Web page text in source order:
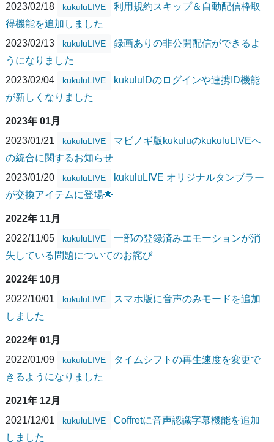
2023/02/18
kukuluLIVE
利用規約スキップ＆自動配信枠取
得機能を追加しました
2023/02/13
kukuluLIVE
録画ありの非公開配信ができるよ
うになりました
2023/02/04
kukuluLIVE
kukuluIDのログインや連携ID機能
が新しくなりました
2023年 01月
2023/01/21
kukuluLIVE
マビノギ版kukuluのkukuluLIVEへ
の統合に関するお知らせ
2023/01/20
kukuluLIVE
kukuluLIVE オリジナルタンブラー
が交換アイテムに登場🌟
2022年 11月
2022/11/05
kukuluLIVE
一部の登録済みエモーションが消
失している問題についてのお詫び
2022年 10月
2022/10/01
kukuluLIVE
スマホ版に音声のみモードを追加
しました
2022年 01月
2022/01/09
kukuluLIVE
タイムシフトの再生速度を変更で
きるようになりました
2021年 12月
2021/12/01
kukuluLIVE
Coffretに音声認識字幕機能を追加
しました